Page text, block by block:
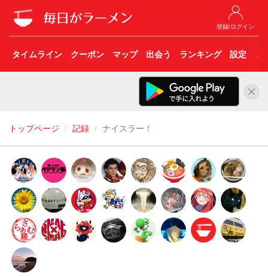
登録/ログイン
タイムライン クーポン マップ 出会う ランキング 設定 こ
トップページ 記録 ナイスラー！